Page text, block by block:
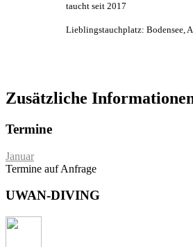
taucht seit 2017
Lieblingstauchplatz: Bodensee,
Zusätzliche
Termine
Januar
Termine auf Anfrage
UWAN-DIVING